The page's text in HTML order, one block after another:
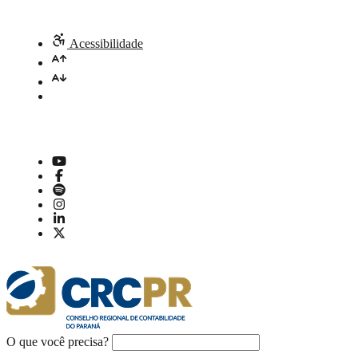
Acessibilidade
O que você precisa?